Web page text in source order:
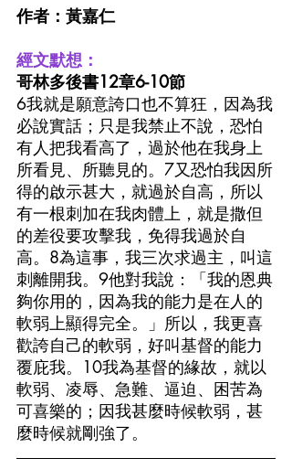
作者：黃嘉仁
經文默想：
哥林多後書12章6-10節
6我就是願意誇口也不算狂，因為我
必說實話；只是我禁止不說，恐怕
有人把我看高了，過於他在我身上
所看見、所聽見的。7又恐怕我因所
得的啟示甚大，就過於自高，所以
有一根刺加在我肉體上，就是撒但
的差役要攻擊我，免得我過於自
高。8為這事，我三次求過主，叫這
刺離開我。9他對我說：「我的恩典
夠你用的，因為我的能力是在人的
軟弱上顯得完全。」所以，我更喜
歡誇自己的軟弱，好叫基督的能力
覆庇我。10我為基督的緣故，就以
軟弱、凌辱、急難、逼迫、困苦為
可喜樂的；因我甚麼時候軟弱，甚
麼時候就剛強了。